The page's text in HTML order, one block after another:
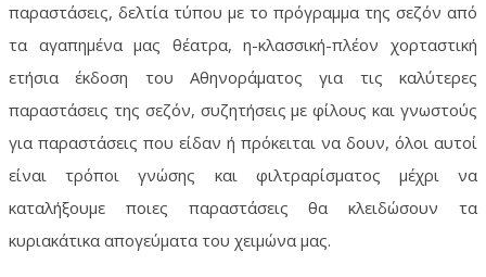
παραστάσεις, δελτία τύπου με το πρόγραμμα της σεζόν από
τα αγαπημένα μας θέατρα, η-κλασσική-πλέον χορταστική
ετήσια έκδοση του Αθηνοράματος για τις καλύτερες
παραστάσεις της σεζόν, συζητήσεις με φίλους και γνωστούς
για παραστάσεις που είδαν ή πρόκειται να δουν, όλοι αυτοί
είναι τρόποι γνώσης και φιλτραρίσματος μέχρι να
καταλήξουμε ποιες παραστάσεις θα κλειδώσουν τα
κυριακάτικα απογεύματα του χειμώνα μας.